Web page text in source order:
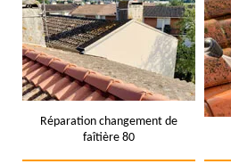
Réparation changement de
faîtière 80